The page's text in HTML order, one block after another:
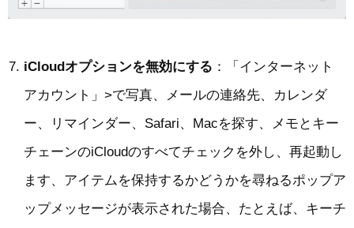
iCloudオプションを無効にする ：「インターネット
アカウント」>で写真、メールの連絡先、カレンダ
ー、リマインダー、Safari、Macを探す、メモとキー
チェーンのiCloudのすべてチェックを外し、再起動し
ます、アイテムを保持するかどうかを尋ねるポップア
ップメッセージが表示された場合、たとえば、キーチ